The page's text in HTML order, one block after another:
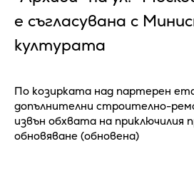
е съгласувана с
културата
По козирката над партерен
допълнителни строително-
извън обхвата на приключилия
обновяване (обновена)